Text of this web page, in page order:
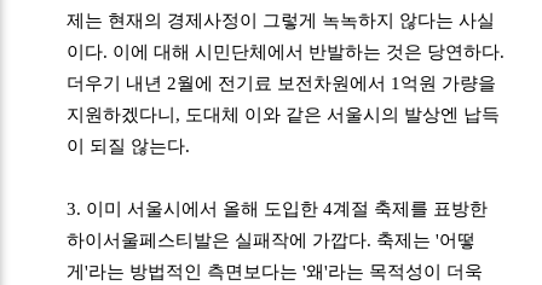
제는 현재의 경제사정이 그렇게 녹녹하지 않다는 사실
이다. 이에 대해 시민단체에서 반발하는 것은 당연하다.
더우기 내년 2월에 전기료 보전차원에서 1억원 가량을
지원하겠다니, 도대체 이와 같은 서울시의 발상엔 납득
이 되질 않는다.
3. 이미 서울시에서 올해 도입한 4계절 축제를 표방한
하이서울페스티발은 실패작에 가깝다. 축제는 '어떻
게'라는 방법적인 측면보다는 '왜'라는 목적성이 더욱